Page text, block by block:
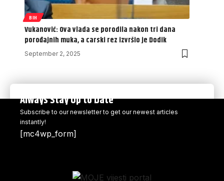
BIH
Vukanović: Ova vlada se porodila nakon tri dana
porođajnih muka, a carski rez izvršio je Dodik
September 2, 2025
Always Stay Up to Date
Subscribe to our newsletter to get our newest articles
instantly!
[mc4wp_form]